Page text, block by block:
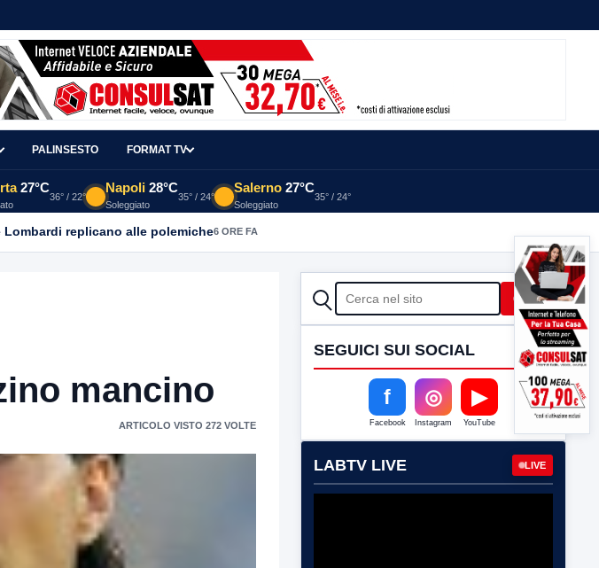
PALINSESTO FORMAT TV
27°C
36° / 22°
Napoli 28°C
Soleggiato
35° / 24°
Salerno 27°C
Soleggiato
35° / 24°
replicano alle polemiche6 ORE FA
mancino
ARTICOLO VISTO 272 VOLTE
CERCA Cerca
SEGUICI SUI SOCIAL
f
Facebook
◎
Instagram
▶
YouTube
LABTV LIVE LIVE